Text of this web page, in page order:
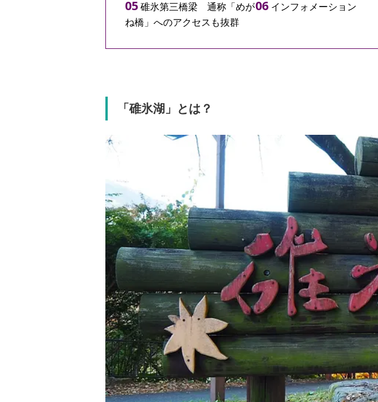
碓氷第三橋梁 通称「めが
ね橋」へのアクセスも抜群
インフォメーション
「碓氷湖」とは？